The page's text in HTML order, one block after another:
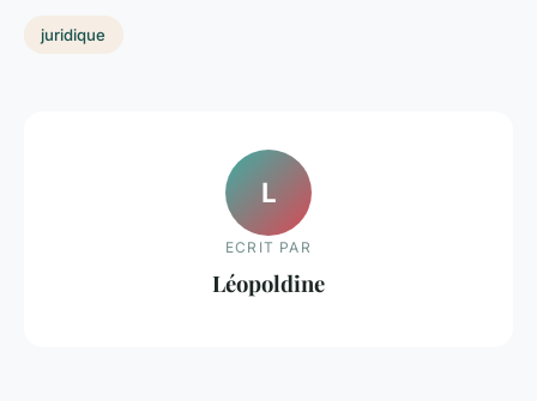
juridique
L
ECRIT PAR
Léopoldine